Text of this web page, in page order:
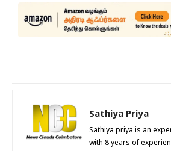
Sathiya Priya
Sathiya priya is an
with 8 years of